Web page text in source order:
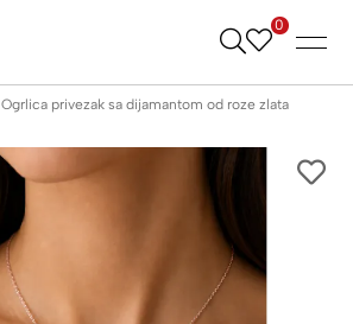
Skip
Content
0
Ogrlica privezak sa dijamantom od roze zlata